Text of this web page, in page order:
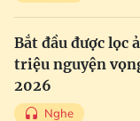
Bắt đầu được lọc
triệu nguyện
2026
Nghe